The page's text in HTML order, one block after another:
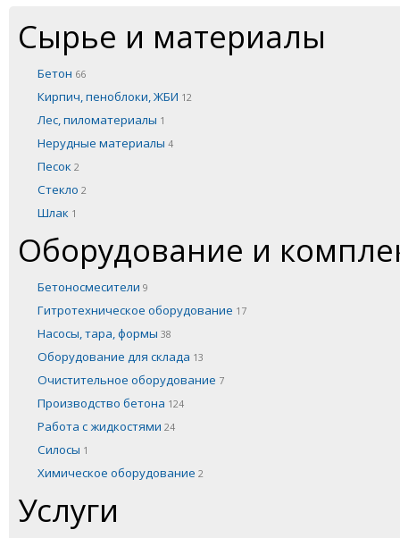
Сырье и материалы
Бетон 66
Кирпич, пеноблоки, ЖБИ 12
Лес, пиломатериалы 1
Нерудные материалы 4
Песок 2
Стекло 2
Шлак 1
Оборудование и
Бетоносмесители 9
Гитротехническое оборудование 17
Насосы, тара, формы 38
Оборудование для склада 13
Очистительное оборудование 7
Производство бетона 124
Работа с жидкостями 24
Силосы 1
Химическое оборудование 2
Услуги